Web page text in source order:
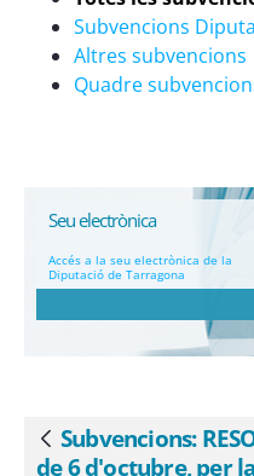
pública no
que han adquirit
préstec bonificat
Subvencions
Altres subvencions
Quadre
Seu electrònica
Accés a la seu electrònica de la
Diputació de Tarragona
Vés enrere
Subvencions:
de 6 d'octubre, per